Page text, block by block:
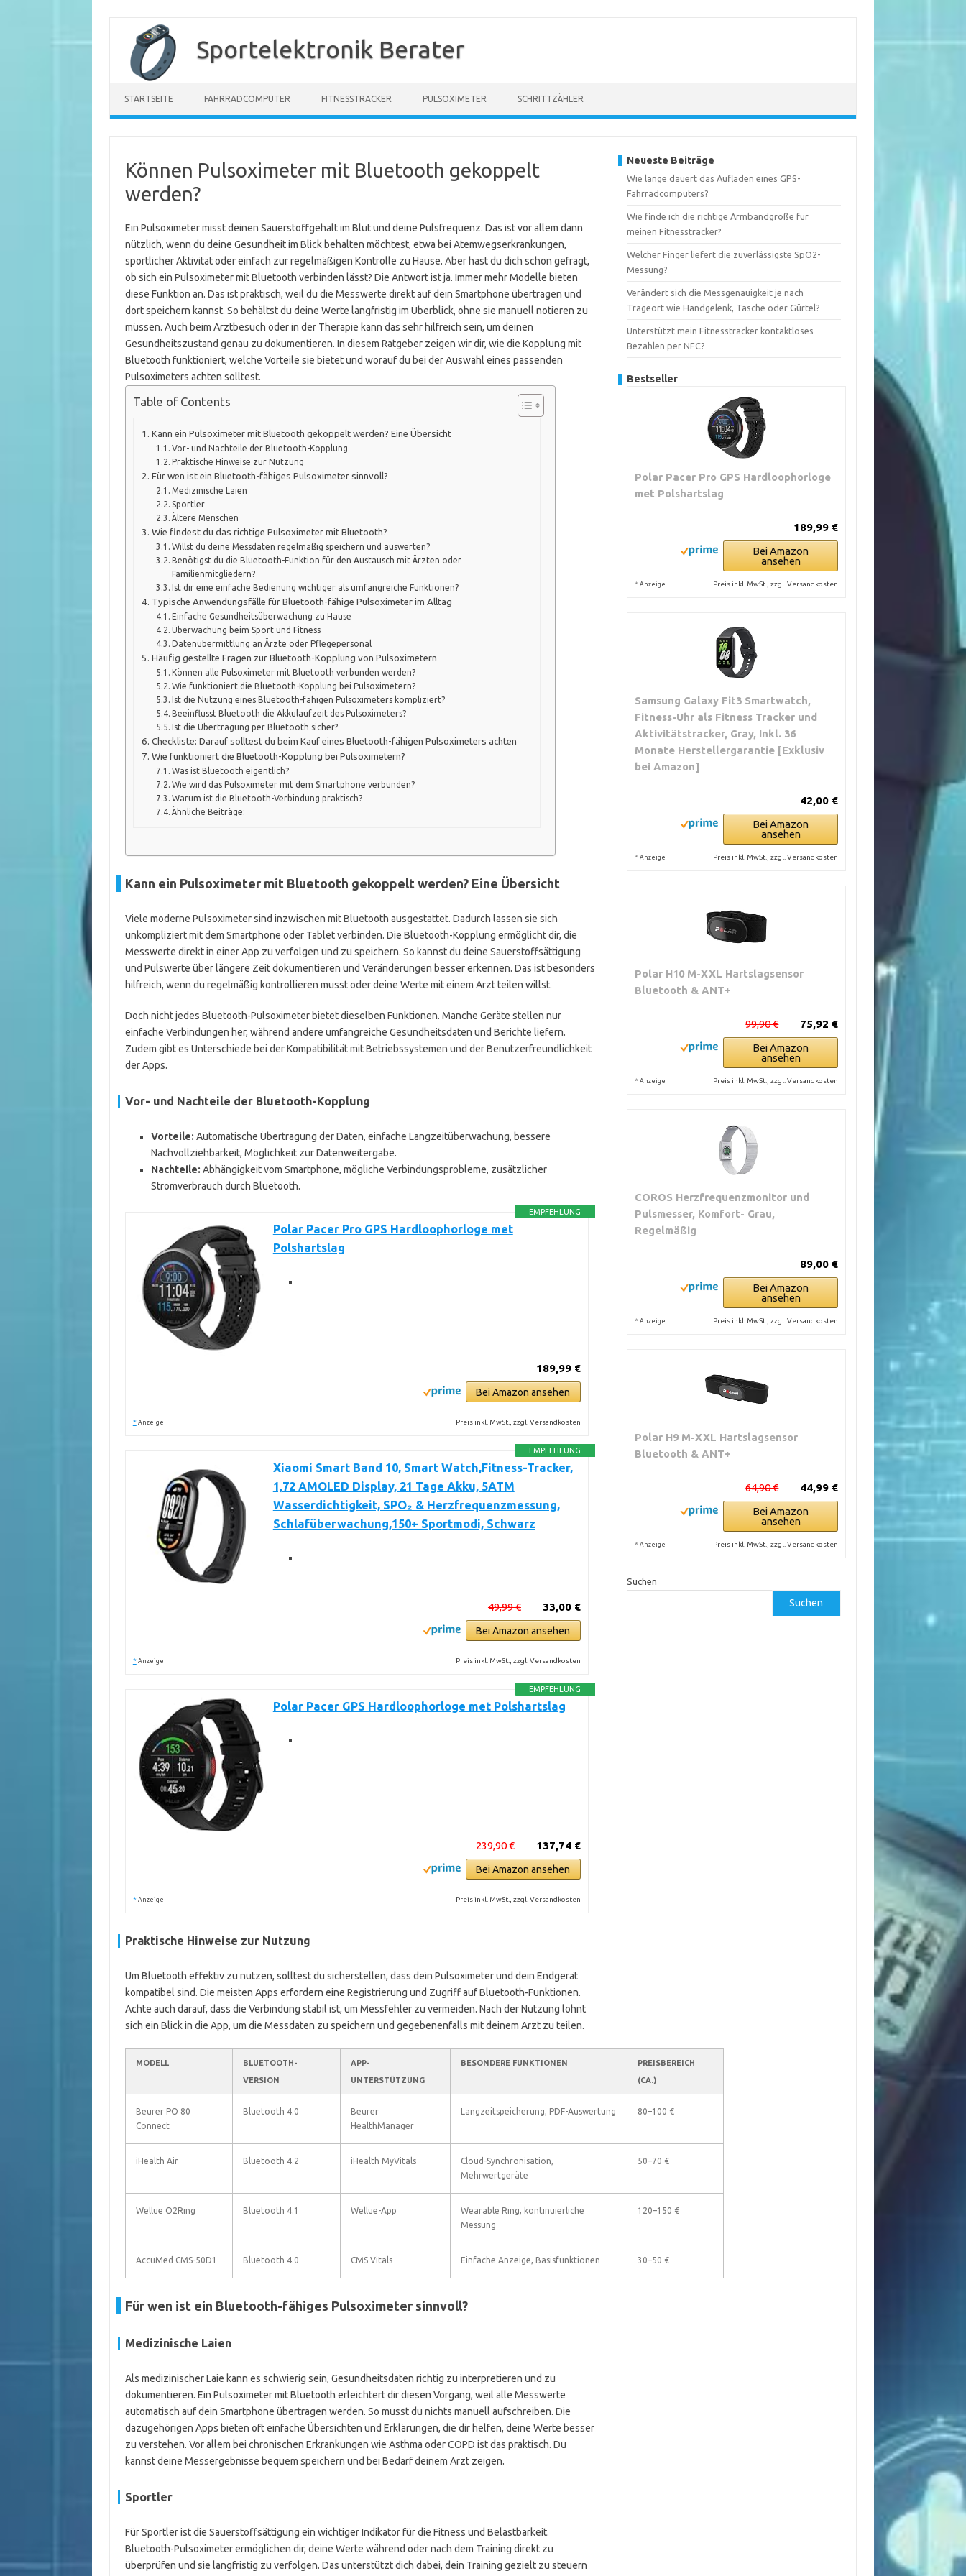
springen
Sportelektronik Berater
STARTSEITE FAHRRADCOMPUTER FITNESSTRACKER PULSOXIMETER SCHRITTZÄHLER
Können Pulsoximeter mit Bluetooth gekoppelt
werden?
Ein Pulsoximeter misst deinen Sauerstoffgehalt im Blut und deine Pulsfrequenz. Das ist vor allem dann
nützlich, wenn du deine Gesundheit im Blick behalten möchtest, etwa bei Atemwegserkrankungen,
sportlicher Aktivität oder einfach zur regelmäßigen Kontrolle zu Hause. Aber hast du dich schon gefragt,
ob sich ein Pulsoximeter mit Bluetooth verbinden lässt? Die Antwort ist ja. Immer mehr Modelle bieten
diese Funktion an. Das ist praktisch, weil du die Messwerte direkt auf dein Smartphone übertragen und
dort speichern kannst. So behältst du deine Werte langfristig im Überblick, ohne sie manuell notieren zu
müssen. Auch beim Arztbesuch oder in der Therapie kann das sehr hilfreich sein, um deinen
Gesundheitszustand genau zu dokumentieren. In diesem Ratgeber zeigen wir dir, wie die Kopplung mit
Bluetooth funktioniert, welche Vorteile sie bietet und worauf du bei der Auswahl eines passenden
Pulsoximeters achten solltest.
Table of Contents
Kann ein Pulsoximeter mit Bluetooth gekoppelt werden? Eine Übersicht
Vor- und Nachteile der Bluetooth-Kopplung
Praktische Hinweise zur Nutzung
Für wen ist ein Bluetooth-fähiges Pulsoximeter sinnvoll?
Medizinische Laien
Sportler
Ältere Menschen
Wie findest du das richtige Pulsoximeter mit Bluetooth?
Willst du deine Messdaten regelmäßig speichern und auswerten?
Benötigst du die Bluetooth-Funktion für den Austausch mit Ärzten oder
Familienmitgliedern?
Ist dir eine einfache Bedienung wichtiger als umfangreiche Funktionen?
Typische Anwendungsfälle für Bluetooth-fähige Pulsoximeter im Alltag
Einfache Gesundheitsüberwachung zu Hause
Überwachung beim Sport und Fitness
Datenübermittlung an Ärzte oder Pflegepersonal
Häufig gestellte Fragen zur Bluetooth-Kopplung von Pulsoximetern
Können alle Pulsoximeter mit Bluetooth verbunden werden?
Wie funktioniert die Bluetooth-Kopplung bei Pulsoximetern?
Ist die Nutzung eines Bluetooth-fähigen Pulsoximeters kompliziert?
Beeinflusst Bluetooth die Akkulaufzeit des Pulsoximeters?
Ist die Übertragung per Bluetooth sicher?
Checkliste: Darauf solltest du beim Kauf eines Bluetooth-fähigen Pulsoximeters achten
Wie funktioniert die Bluetooth-Kopplung bei Pulsoximetern?
Was ist Bluetooth eigentlich?
Wie wird das Pulsoximeter mit dem Smartphone verbunden?
Warum ist die Bluetooth-Verbindung praktisch?
Ähnliche Beiträge:
Kann ein Pulsoximeter mit Bluetooth gekoppelt werden? Eine Übersicht
Viele moderne Pulsoximeter sind inzwischen mit Bluetooth ausgestattet. Dadurch lassen sie sich
unkompliziert mit dem Smartphone oder Tablet verbinden. Die Bluetooth-Kopplung ermöglicht dir, die
Messwerte direkt in einer App zu verfolgen und zu speichern. So kannst du deine Sauerstoffsättigung
und Pulswerte über längere Zeit dokumentieren und Veränderungen besser erkennen. Das ist besonders
hilfreich, wenn du regelmäßig kontrollieren musst oder deine Werte mit einem Arzt teilen willst.
Doch nicht jedes Bluetooth-Pulsoximeter bietet dieselben Funktionen. Manche Geräte stellen nur
einfache Verbindungen her, während andere umfangreiche Gesundheitsdaten und Berichte liefern.
Zudem gibt es Unterschiede bei der Kompatibilität mit Betriebssystemen und der Benutzerfreundlichkeit
der Apps.
Vor- und Nachteile der Bluetooth-Kopplung
Vorteile: Automatische Übertragung der Daten, einfache Langzeitüberwachung, bessere
Nachvollziehbarkeit, Möglichkeit zur Datenweitergabe.
Nachteile: Abhängigkeit vom Smartphone, mögliche Verbindungsprobleme, zusätzlicher
Stromverbrauch durch Bluetooth.
EMPFEHLUNG
Polar Pacer Pro GPS Hardloophorloge met
Polshartslag
189,99 €
Bei Amazon ansehen
* Anzeige Preis inkl. MwSt., zzgl. Versandkosten
EMPFEHLUNG
Xiaomi Smart Band 10, Smart Watch,Fitness-Tracker,
1,72 AMOLED Display, 21 Tage Akku, 5ATM
Wasserdichtigkeit, SPO₂ & Herzfrequenzmessung,
Schlafüberwachung,150+ Sportmodi, Schwarz
33,00 €
49,99 €
Bei Amazon ansehen
* Anzeige Preis inkl. MwSt., zzgl. Versandkosten
EMPFEHLUNG
Polar Pacer GPS Hardloophorloge met Polshartslag
137,74 €
239,90 €
Bei Amazon ansehen
* Anzeige Preis inkl. MwSt., zzgl. Versandkosten
Praktische Hinweise zur Nutzung
Um Bluetooth effektiv zu nutzen, solltest du sicherstellen, dass dein Pulsoximeter und dein Endgerät
kompatibel sind. Die meisten Apps erfordern eine Registrierung und Zugriff auf Bluetooth-Funktionen.
Achte auch darauf, dass die Verbindung stabil ist, um Messfehler zu vermeiden. Nach der Nutzung lohnt
sich ein Blick in die App, um die Messdaten zu speichern und gegebenenfalls mit deinem Arzt zu teilen.
MODELL
BLUETOOTH-
VERSION
APP-
UNTERSTÜTZUNG
BESONDERE FUNKTIONEN
PREISBEREICH
(CA.)
Beurer PO 80
Connect
Bluetooth 4.0
Beurer
HealthManager
Langzeitspeicherung, PDF-Auswertung 80–100 €
iHealth Air Bluetooth 4.2 iHealth MyVitals
Cloud-Synchronisation,
Mehrwertgeräte
50–70 €
Wellue O2Ring Bluetooth 4.1 Wellue-App
Wearable Ring, kontinuierliche
Messung
120–150 €
AccuMed CMS-50D1 Bluetooth 4.0 CMS Vitals Einfache Anzeige, Basisfunktionen 30–50 €
Für wen ist ein Bluetooth-fähiges Pulsoximeter sinnvoll?
Medizinische Laien
Als medizinischer Laie kann es schwierig sein, Gesundheitsdaten richtig zu interpretieren und zu
dokumentieren. Ein Pulsoximeter mit Bluetooth erleichtert dir diesen Vorgang, weil alle Messwerte
automatisch auf dein Smartphone übertragen werden. So musst du nichts manuell aufschreiben. Die
dazugehörigen Apps bieten oft einfache Übersichten und Erklärungen, die dir helfen, deine Werte besser
zu verstehen. Vor allem bei chronischen Erkrankungen wie Asthma oder COPD ist das praktisch. Du
kannst deine Messergebnisse bequem speichern und bei Bedarf deinem Arzt zeigen.
Sportler
Für Sportler ist die Sauerstoffsättigung ein wichtiger Indikator für die Fitness und Belastbarkeit.
Bluetooth-Pulsoximeter ermöglichen dir, deine Werte während oder nach dem Training direkt zu
überprüfen und sie langfristig zu verfolgen. Das unterstützt dich dabei, dein Training gezielt zu steuern
Neueste Beiträge
Wie lange dauert das Aufladen eines GPS-
Fahrradcomputers?
Wie finde ich die richtige Armbandgröße für
meinen Fitnesstracker?
Welcher Finger liefert die zuverlässigste SpO2-
Messung?
Verändert sich die Messgenauigkeit je nach
Trageort wie Handgelenk, Tasche oder Gürtel?
Unterstützt mein Fitnesstracker kontaktloses
Bezahlen per NFC?
Bestseller
Polar Pacer Pro GPS Hardloophorloge
met Polshartslag
189,99 €
Bei Amazon
ansehen
* Anzeige Preis inkl. MwSt., zzgl. Versandkosten
Samsung Galaxy Fit3 Smartwatch,
Fitness-Uhr als Fitness Tracker und
Aktivitätstracker, Gray, Inkl. 36
Monate Herstellergarantie [Exklusiv
bei Amazon]
42,00 €
Bei Amazon
ansehen
* Anzeige Preis inkl. MwSt., zzgl. Versandkosten
Polar H10 M-XXL Hartslagsensor
Bluetooth & ANT+
75,92 €
99,90 €
Bei Amazon
ansehen
* Anzeige Preis inkl. MwSt., zzgl. Versandkosten
COROS Herzfrequenzmonitor und
Pulsmesser, Komfort- Grau,
Regelmäßig
89,00 €
Bei Amazon
ansehen
* Anzeige Preis inkl. MwSt., zzgl. Versandkosten
Polar H9 M-XXL Hartslagsensor
Bluetooth & ANT+
44,99 €
64,90 €
Bei Amazon
ansehen
* Anzeige Preis inkl. MwSt., zzgl. Versandkosten
Suchen
Suchen